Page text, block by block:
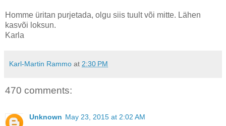
Homme üritan purjetada, olgu siis tuult või mitte. Lähen
kasvõi loksun.
Karla
Karl-Martin Rammo at 2:30 PM
470 comments:
Unknown May 23, 2015 at 2:02 AM